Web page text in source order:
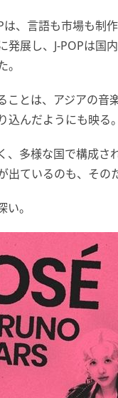
は、言語も市場も制
発展し、J-POPは国
ことは、アジアの音
んだようにも映る。
、多様な国で構成
ているのも、その
。